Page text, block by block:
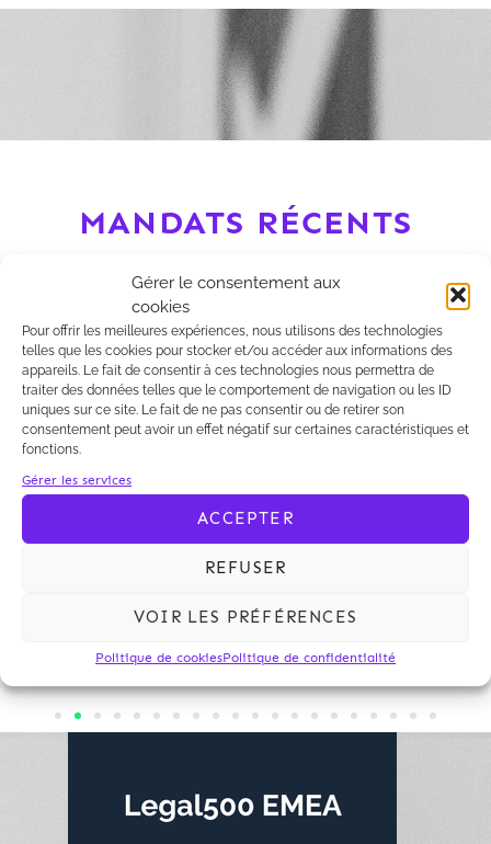
Gérer le consentement aux
cookies
Pour offrir les meilleures expériences, nous utilisons des technologies
telles que les cookies pour stocker et/ou accéder aux informations des
appareils. Le fait de consentir à ces technologies nous permettra de
traiter des données telles que le comportement de navigation ou les ID
uniques sur ce site. Le fait de ne pas consentir ou de retirer son
consentement peut avoir un effet négatif sur certaines caractéristiques et
fonctions.
Gérer les services
ACCEPTER
REFUSER
VOIR LES PRÉFÉRENCES
Politique de cookiesPolitique de confidentialité
MANDATS RÉCENTS